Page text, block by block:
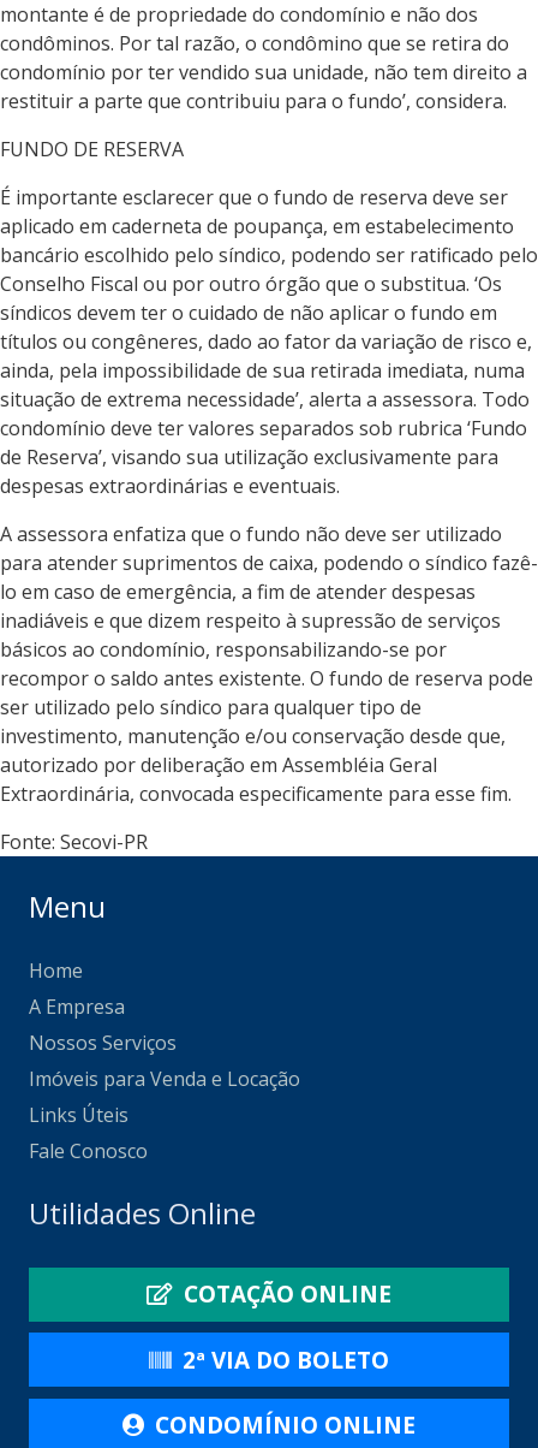
montante é de propriedade do condomínio e não dos
condôminos. Por tal razão, o condômino que se retira do
condomínio por ter vendido sua unidade, não tem direito a
restituir a parte que contribuiu para o fundo’, considera.
FUNDO DE RESERVA
É importante esclarecer que o fundo de reserva deve ser
aplicado em caderneta de poupança, em estabelecimento
bancário escolhido pelo síndico, podendo ser ratificado pelo
Conselho Fiscal ou por outro órgão que o substitua. ‘Os
síndicos devem ter o cuidado de não aplicar o fundo em
títulos ou congêneres, dado ao fator da variação de risco e,
ainda, pela impossibilidade de sua retirada imediata, numa
situação de extrema necessidade’, alerta a assessora. Todo
condomínio deve ter valores separados sob rubrica ‘Fundo
de Reserva’, visando sua utilização exclusivamente para
despesas extraordinárias e eventuais.
A assessora enfatiza que o fundo não deve ser utilizado
para atender suprimentos de caixa, podendo o síndico fazê-
lo em caso de emergência, a fim de atender despesas
inadiáveis e que dizem respeito à supressão de serviços
básicos ao condomínio, responsabilizando-se por
recompor o saldo antes existente. O fundo de reserva pode
ser utilizado pelo síndico para qualquer tipo de
investimento, manutenção e/ou conservação desde que,
autorizado por deliberação em Assembléia Geral
Extraordinária, convocada especificamente para esse fim.
Fonte: Secovi-PR
Menu
Home
A Empresa
Nossos Serviços
Imóveis para Venda e Locação
Links Úteis
Fale Conosco
Utilidades Online
COTAÇÃO ONLINE
2ª VIA DO BOLETO
CONDOMÍNIO ONLINE